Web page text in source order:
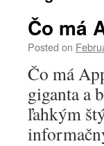
Čo má
Posted on
Čo má
giganta a
ľahkým